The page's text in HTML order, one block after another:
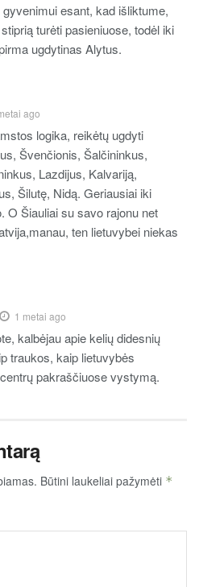
esant, kad išliktume,
turėti pasieniuose, todėl iki
ugdytinas Alytus.
ago
logika, reikėtų ugdyti
Švenčionis, Šalčininkus,
Lazdijus, Kalvariją,
Šilutę, Nidą. Geriausiai iki
O Šiauliai su savo rajonu net
ten lietuvybei niekas
1 metai ago
kalbėjau apie kelių didesnių
traukos, kaip lietuvybės
pakraščiuose vystymą.
Būtini laukeliai pažymėti *